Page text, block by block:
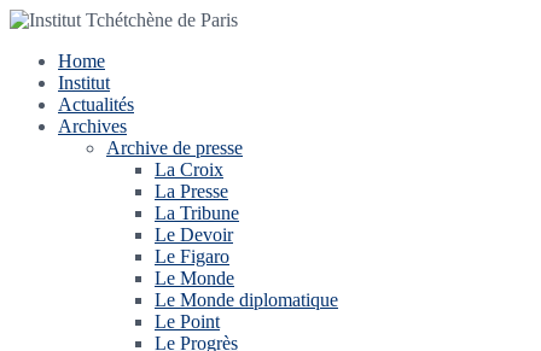
Home
Institut
Actualités
Archives
Archive de presse
La Croix
La Presse
La Tribune
Le Devoir
Le Figaro
Le Monde
Le Monde diplomatique
Le Point
Le Progrès